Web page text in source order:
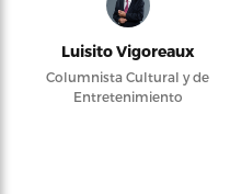
Luisito Vigoreaux
Columnista Cultural y de
Entretenimiento